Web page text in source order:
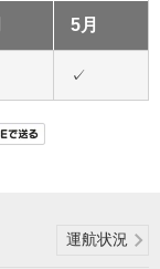
5月
✓
運航状況